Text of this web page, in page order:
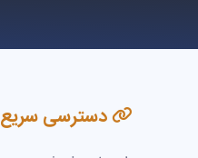
دسترسی سریع